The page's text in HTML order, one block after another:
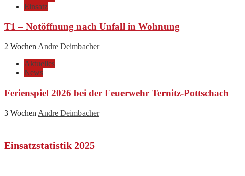
Einsatz
T1 – Notöffnung nach Unfall in Wohnung
2 WochenAndre Deimbacher
Aktuelles
News
Ferienspiel 2026 bei der Feuerwehr Ternitz-Pottschach
3 Wochen Andre Deimbacher
Einsatzstatistik 2025